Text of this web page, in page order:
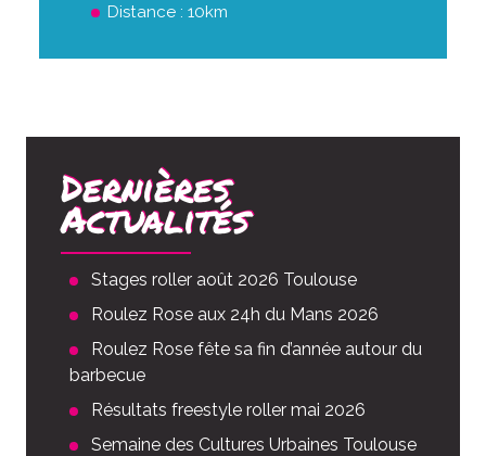
Distance : 10km
Dernières
Actualités
Stages roller août 2026 Toulouse
Roulez Rose aux 24h du Mans 2026
Roulez Rose fête sa fin d’année autour du
barbecue
Résultats freestyle roller mai 2026
Semaine des Cultures Urbaines Toulouse